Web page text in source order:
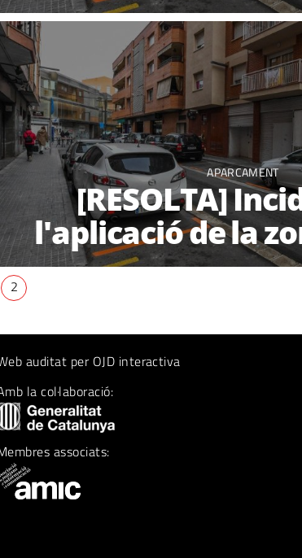
APARCAMENT
[RESOLTA]
l'aplicació de la
2
auditat per OJD interactiva
la col·laboració:
associats: